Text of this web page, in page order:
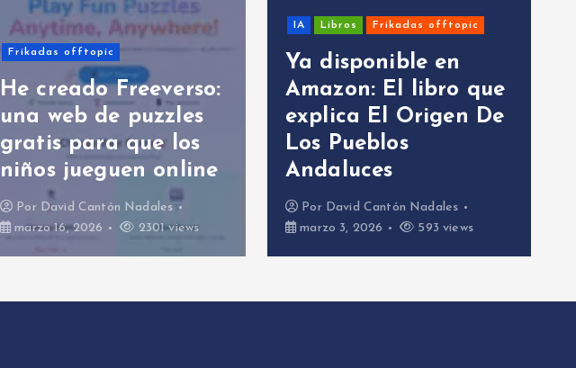
Frikadas offtopic
He creado Freeverso:
una web de puzzles
gratis para que los
niños jueguen online
PorDavid Cantón Nadales
marzo 16, 2026
2301 views
IA Libros Frikadas offtopic
Ya disponible en
Amazon: El libro que
explica El Origen De
Los Pueblos
Andaluces
PorDavid Cantón Nadales
marzo 3, 2026
593 views